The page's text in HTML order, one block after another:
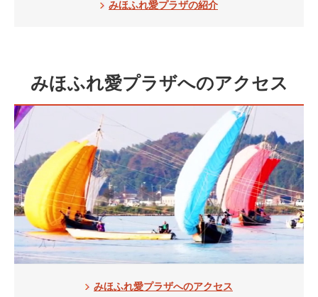
みほふれ愛プラザの紹介
みほふれ愛プラザへのアクセス
みほふれ愛プラザへのアクセス